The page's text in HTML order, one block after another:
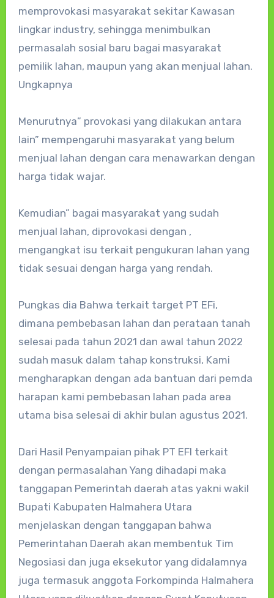
memprovokasi masyarakat sekitar Kawasan
lingkar industry, sehingga menimbulkan
permasalah sosial baru bagai masyarakat
pemilik lahan, maupun yang akan menjual lahan.
Ungkapnya
Menurutnya” provokasi yang dilakukan antara
lain” mempengaruhi masyarakat yang belum
menjual lahan dengan cara menawarkan dengan
harga tidak wajar.
Kemudian” bagai masyarakat yang sudah
menjual lahan, diprovokasi dengan ,
mengangkat isu terkait pengukuran lahan yang
tidak sesuai dengan harga yang rendah.
Pungkas dia Bahwa terkait target PT EFi,
dimana pembebasan lahan dan perataan tanah
selesai pada tahun 2021 dan awal tahun 2022
sudah masuk dalam tahap konstruksi, Kami
mengharapkan dengan ada bantuan dari pemda
harapan kami pembebasan lahan pada area
utama bisa selesai di akhir bulan agustus 2021.
Dari Hasil Penyampaian pihak PT EFI terkait
dengan permasalahan Yang dihadapi maka
tanggapan Pemerintah daerah atas yakni wakil
Bupati Kabupaten Halmahera Utara
menjelaskan dengan tanggapan bahwa
Pemerintahan Daerah akan membentuk Tim
Negosiasi dan juga eksekutor yang didalamnya
juga termasuk anggota Forkompinda Halmahera